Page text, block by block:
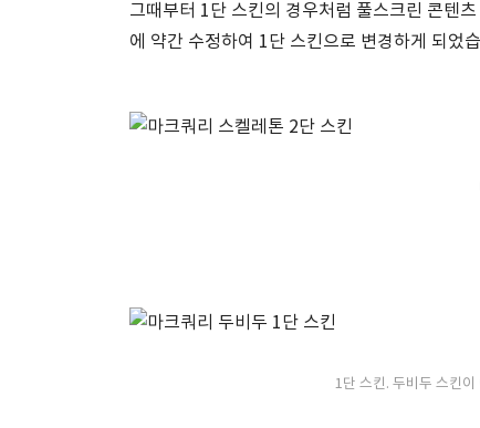
그때부터 1단 스킨의 경우처럼 풀스크린 콘텐
에 약간 수정하여 1단 스킨으로 변경하게 되었
1단 스킨. 두비두 스킨